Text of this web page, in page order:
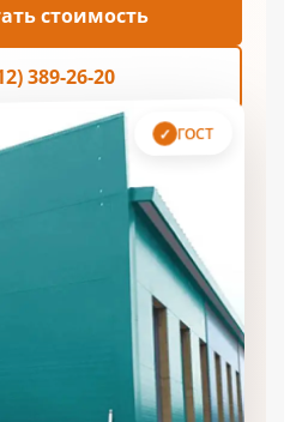
стоимость
389-26-20
ГОСТ